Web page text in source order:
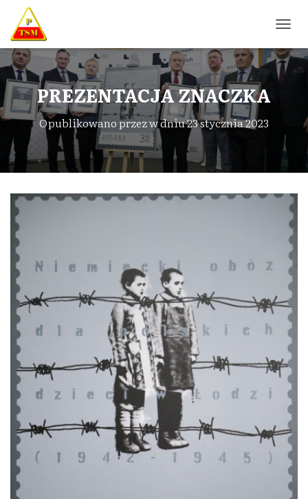
R
Z
E
N
A
W
G
PREZENTACJA ZNACZKA
Opublikowano przezw dniu23 stycznia 2023